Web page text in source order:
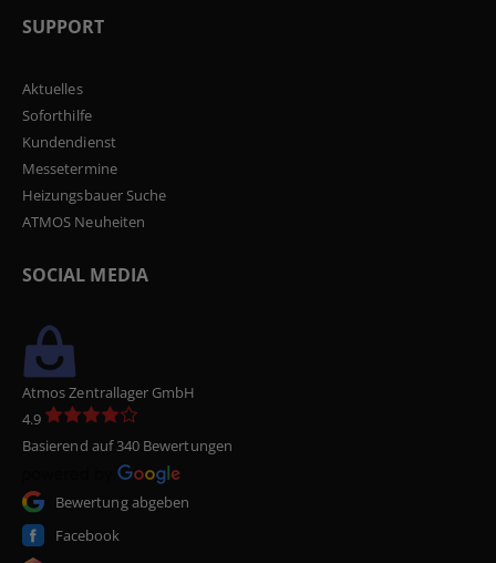
SUPPORT
Aktuelles
Soforthilfe
Kundendienst
Messetermine
Heizungsbauer Suche
ATMOS Neuheiten
SOCIAL MEDIA
Atmos Zentrallager GmbH
4.9
Basierend auf 340 Bewertungen
Bewertung abgeben
Facebook